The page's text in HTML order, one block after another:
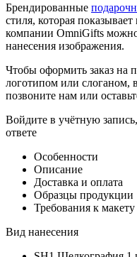
Брендированные
стиля, которая
компании OmniGifts
нанесения изображения.
Чтобы оформить заказ на
логотипом или слоганом,
позвоните нам или
Войдите в учётную
ответе
Особенности
Описание
Доставка и оплата
Образцы продукции
Требования к макету
Вид нанесения